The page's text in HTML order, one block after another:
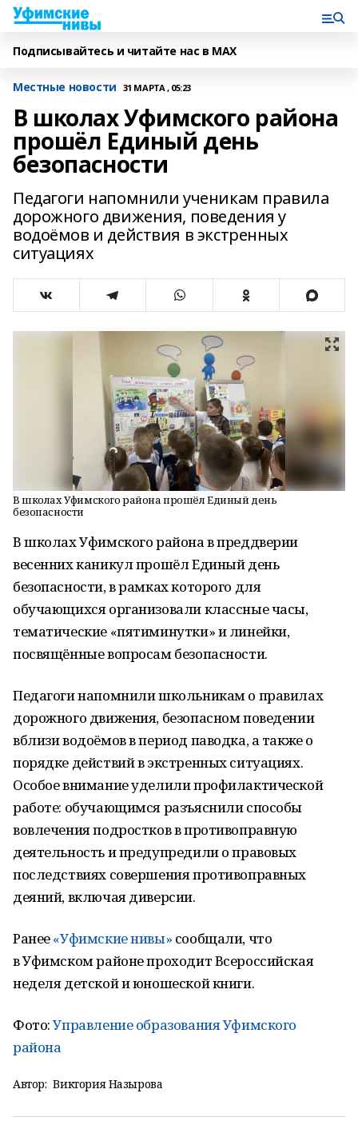
Подписывайтесь и читайте нас в MAX
Местные новости 31 МАРТА , 05:23
В школах Уфимского района
прошёл Единый день
безопасности
Педагоги напомнили ученикам правила
дорожного движения, поведения у
водоёмов и действия в экстренных
ситуациях
В школах Уфимского района прошёл Единый день
безопасности
В школах Уфимского района в преддверии
весенних каникул прошёл Единый день
безопасности, в рамках которого для
обучающихся организовали классные часы,
тематические «пятиминутки» и линейки,
посвящённые вопросам безопасности.
Педагоги напомнили школьникам о правилах
дорожного движения, безопасном поведении
вблизи водоёмов в период паводка, а также о
порядке действий в экстренных ситуациях.
Особое внимание уделили профилактической
работе: обучающимся разъяснили способы
вовлечения подростков в противоправную
деятельность и предупредили о правовых
последствиях совершения противоправных
деяний, включая диверсии.
Ранее«Уфимские нивы» сообщали, что
в Уфимском районе проходит Всероссийская
неделя детской и юношеской книги.
Фото:Управление образования Уфимского
района
Автор: Виктория Назырова